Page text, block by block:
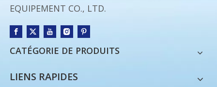
EQUIPEMENT CO., LTD.
CATÉGORIE DE PRODUITS
LIENS RAPIDES